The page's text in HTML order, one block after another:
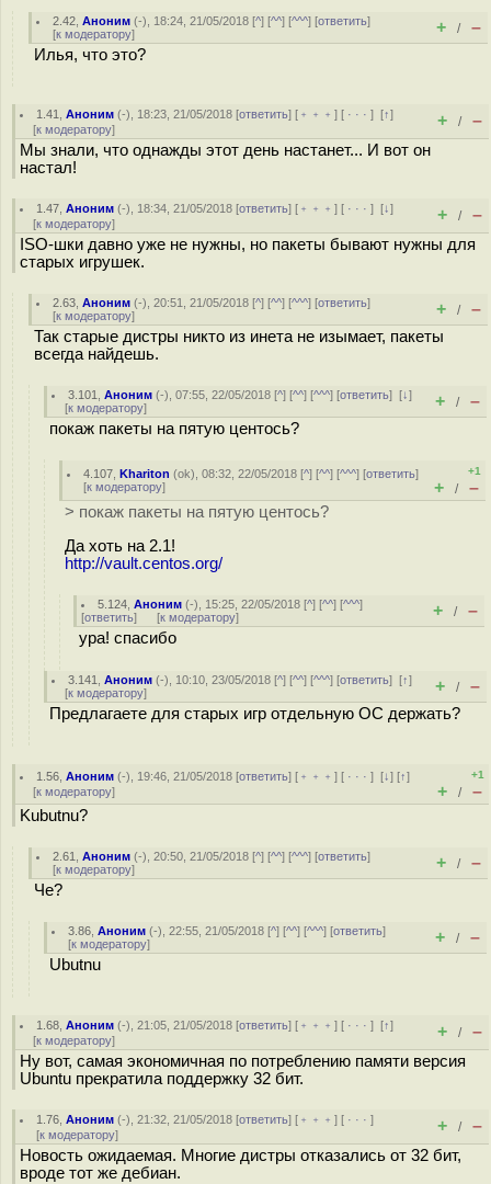
2.42 ,Аноним (-), 18:24, 21/05/2018 [^] [^^] [^^^] [ответить]
[к модератору] + / –
Илья, что это?
1.41 ,Аноним (-), 18:23, 21/05/2018 [ответить] [ ﹢﹢﹢] [ · · ·][↑]
[к модератору] + / –
Мы знали, что однажды этот день настанет... И вот он
настал!
1.47 ,Аноним (-), 18:34, 21/05/2018 [ответить] [ ﹢﹢﹢] [ · · ·][↓]
[к модератору] + / –
ISO-шки давно уже не нужны, но пакеты бывают нужны для
старых игрушек.
2.63 ,Аноним (-), 20:51, 21/05/2018 [^] [^^] [^^^] [ответить]
[к модератору] + / –
Так старые дистры никто из инета не изымает, пакеты
всегда найдешь.
3.101 ,Аноним (-), 07:55, 22/05/2018 [^] [^^] [^^^] [ответить][↓]
[к модератору] + / –
покаж пакеты на пятую центось?
4.107 ,Khariton (ok), 08:32, 22/05/2018 [^] [^^] [^^^] [ответить]
[к модератору]
+1
+ / –
> покаж пакеты на пятую центось?
Да хоть на 2.1!
http://vault.centos.org/
5.124 ,Аноним (-), 15:25, 22/05/2018 [^] [^^] [^^^]
[ответить] [к модератору] + / –
ура! спасибо
3.141 ,Аноним (-), 10:10, 23/05/2018 [^] [^^] [^^^] [ответить][↑]
[к модератору] + / –
Предлагаете для старых игр отдельную ОС держать?
1.56 ,Аноним (-), 19:46, 21/05/2018 [ответить] [ ﹢﹢﹢] [ · · ·][↓] [↑]
[к модератору]
+1
+ / –
Kubutnu?
2.61 ,Аноним (-), 20:50, 21/05/2018 [^] [^^] [^^^] [ответить]
[к модератору] + / –
Че?
3.86 ,Аноним (-), 22:55, 21/05/2018 [^] [^^] [^^^] [ответить]
[к модератору] + / –
Ubutnu
1.68 ,Аноним (-), 21:05, 21/05/2018 [ответить] [ ﹢﹢﹢] [ · · ·][↑]
[к модератору] + / –
Ну вот, самая экономичная по потреблению памяти версия
Ubuntu прекратила поддержку 32 бит.
1.76 ,Аноним (-), 21:32, 21/05/2018 [ответить] [ ﹢﹢﹢] [ · · ·]
[к модератору] + / –
Новость ожидаемая. Многие дистры отказались от 32 бит,
вроде тот же дебиан.